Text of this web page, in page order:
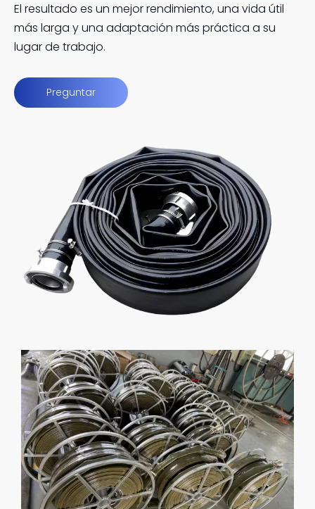
El resultado es un mejor rendimiento, una vida útil
más larga y una adaptación más práctica a su
lugar de trabajo.
Preguntar